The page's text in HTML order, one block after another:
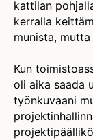
kattilan
kerralla
munista,
Kun
oli aika saada
työnkuvaani